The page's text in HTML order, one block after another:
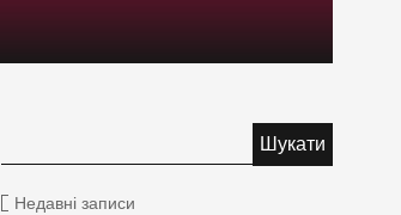
Недавні записи